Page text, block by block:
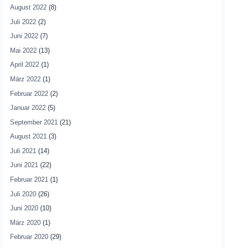
August 2022(8)
Juli 2022(2)
Juni 2022(7)
Mai 2022(13)
April 2022(1)
März 2022(1)
Februar 2022(2)
Januar 2022(5)
September 2021 (21)
August 2021(3)
Juli 2021 (14)
Juni 2021(22)
Februar 2021 (1)
Juli 2020(26)
Juni 2020(10)
März 2020(1)
Februar 2020(29)